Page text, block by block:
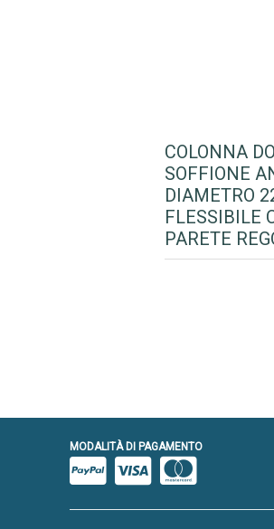
COLONNA
SOFFIONE
DIAMETRO
FLESSIBILE
PARETE
MODALITÀ DI PAGAMENTO